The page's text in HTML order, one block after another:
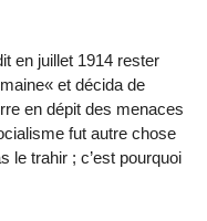
en juillet 1914 rester
et décida de
en dépit des menaces
fut autre chose
le trahir ; c’est pourquoi